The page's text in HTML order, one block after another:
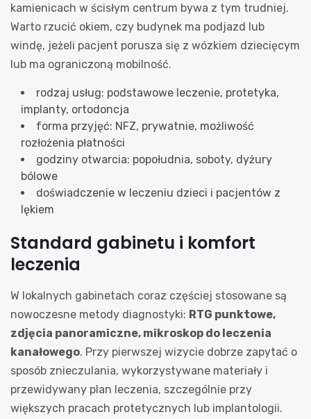
kamienicach w ścisłym centrum bywa z tym trudniej.
Warto rzucić okiem, czy budynek ma podjazd lub
windę, jeżeli pacjent porusza się z wózkiem dziecięcym
lub ma ograniczoną mobilność.
rodzaj usług: podstawowe leczenie, protetyka,
implanty, ortodoncja
forma przyjęć: NFZ, prywatnie, możliwość
rozłożenia płatności
godziny otwarcia: popołudnia, soboty, dyżury
bólowe
doświadczenie w leczeniu dzieci i pacjentów z
lękiem
Standard gabinetu i komfort
leczenia
W lokalnych gabinetach coraz częściej stosowane są
nowoczesne metody diagnostyki: RTG punktowe,
zdjęcia panoramiczne, mikroskop do leczenia
kanałowego. Przy pierwszej wizycie dobrze zapytać o
sposób znieczulania, wykorzystywane materiały i
przewidywany plan leczenia, szczególnie przy
większych pracach protetycznych lub implantologii.